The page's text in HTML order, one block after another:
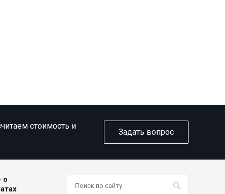
стоимость и
Задать вопрос
о